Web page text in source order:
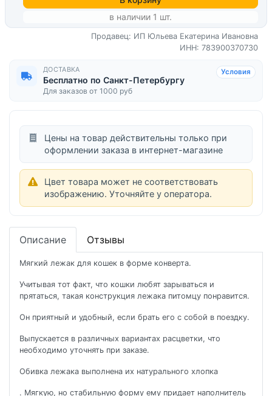
в наличии 1 шт.
Продавец: ИП Юльева Екатерина Ивановна
ИНН: 783900370730
ДОСТАВКА
Бесплатно по Санкт-Петербургу
Для заказов от 1000 руб
Условия
Цены на товар действительны только при
оформлении заказа в интернет-магазине
Цвет товара может не соответствовать
изображению. Уточняйте у оператора.
Описание Отзывы
Мягкий лежак для кошек в форме конверта.
Учитывая тот факт, что кошки любят зарываться и
прятаться, такая конструкция лежака питомцу понравится.
Он приятный и удобный, если брать его с собой в поездку.
Выпускается в различных вариантах расцветки, что
необходимо уточнять при заказе.
Обивка лежака выполнена их натурального хлопка
. Мягкую, но стабильную форму ему придает наполнитель